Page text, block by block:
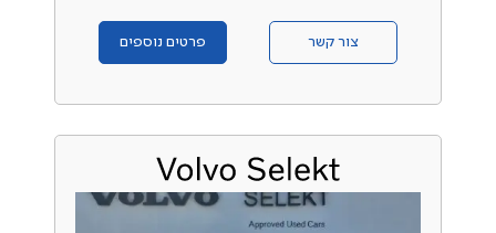
צור קשר פרטים נוספים